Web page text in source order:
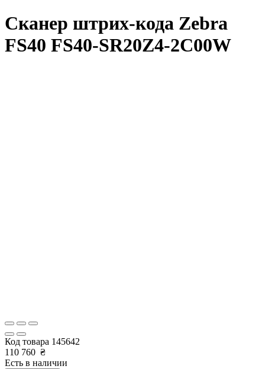
Сканер штрих-кода Zebra
FS40 FS40-SR20Z4-2C00W
Код товара 145642
110 760 ₴
Есть в наличии